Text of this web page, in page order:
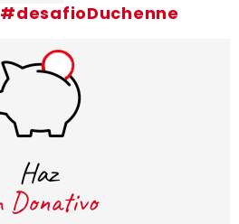
#desafioDuchenne